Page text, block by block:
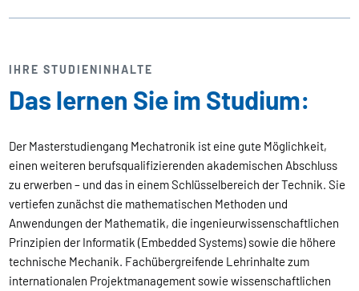
IHRE STUDIENINHALTE
Das lernen Sie im Studium:
Der Masterstudiengang Mechatronik ist eine gute Möglichkeit,
einen weiteren berufsqualifizierenden akademischen Abschluss
zu erwerben – und das in einem Schlüsselbereich der Technik. Sie
vertiefen zunächst die mathematischen Methoden und
Anwendungen der Mathematik, die ingenieurwissenschaftlichen
Prinzipien der Informatik (Embedded Systems) sowie die höhere
technische Mechanik. Fachübergreifende Lehrinhalte zum
internationalen Projektmanagement sowie wissenschaftlichen